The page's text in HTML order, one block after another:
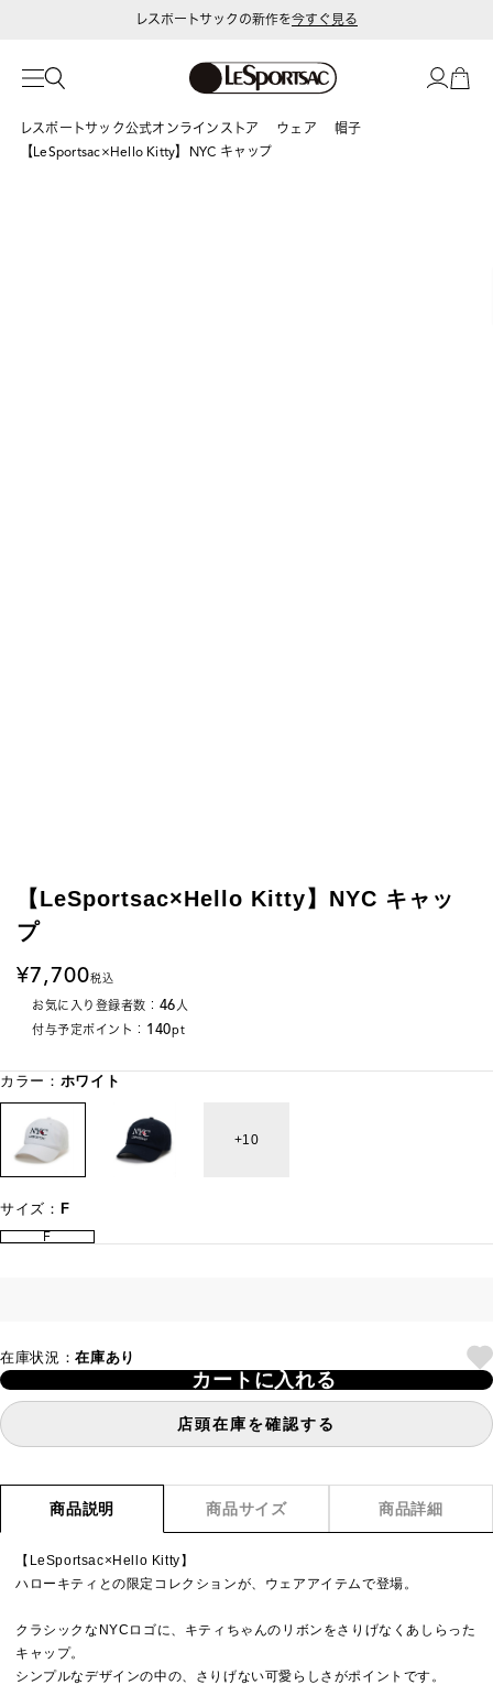
レスポートサックの新作を今すぐ見る
レスポートサック公式オンラインストア ウェア
帽子
【LeSportsac×Hello Kitty】NYC キャップ
【LeSportsac×Hello Kitty】NYC キャッ
プ
7,700税込
お気に入り登録者数： 46人
付与予定ポイント： 140pt
カラー： ホワイト
10
サイズ： F
F
在庫状況：在庫あり
カートに入れる
店頭在庫を確認する
商品説明 商品サイズ 商品詳細
【LeSportsac×Hello Kitty】
ハローキティとの限定コレクションが、ウェアアイテムで登場。
クラシックなNYCロゴに、キティちゃんのリボンをさりげなくあしらった
キャップ。
シンプルなデザインの中の、さりげない可愛らしさがポイントです。